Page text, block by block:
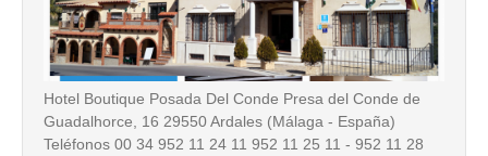
Hotel Boutique Posada Del Conde Presa del Conde de
Guadalhorce, 16 29550 Ardales (Málaga - España)
Teléfonos 00 34 952 11 24 11 952 11 25 11 - 952 11 28